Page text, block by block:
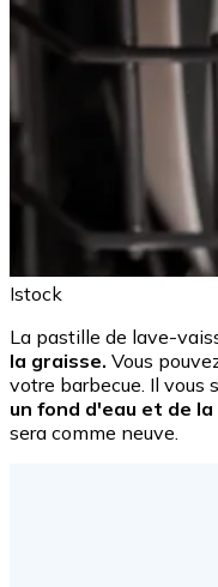
Istock
La pastille de lave-
la graisse. Vous
votre barbecue. Il vous
un fond d'eau et de
sera comme neuve.